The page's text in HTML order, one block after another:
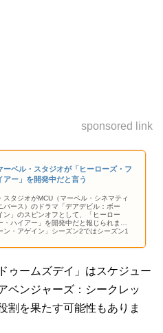
sponsored link
ーベル・スタジオが「ヒーローズ・フ
アー」を開発中だと言う
スタジオがMCU（マーベル・シネマティ
バース）のドラマ「デアデビル：ボー
ン」のスピンオフとして、「ヒーロー
・ハイアー」を開発中だと報じられまし
ン・アゲイン」シーズン2ではシーズン1
シーズン3ではさらに拡張されると見られ
ゥームズデイ」はスケジュー
ベンジャーズ：シークレッ
割を果たす可能性もありま